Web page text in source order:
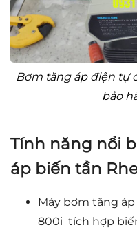
Bơm tăng áp điện tự
bảo
Tính năng nổi
áp biến tần
Máy bơm tăng
800i tích hợp